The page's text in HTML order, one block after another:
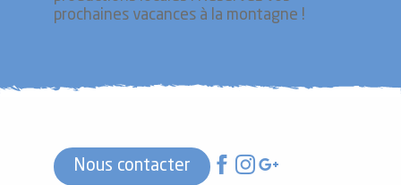
prochaines vacances à la montagne !
Nous contacter